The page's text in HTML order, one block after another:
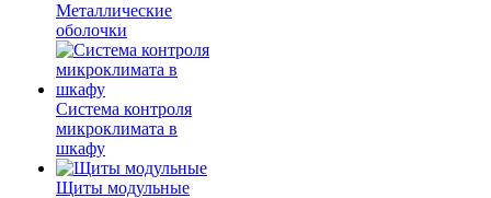
Металлические
оболочки
Система контроля
микроклимата в
шкафу
Щиты модульные